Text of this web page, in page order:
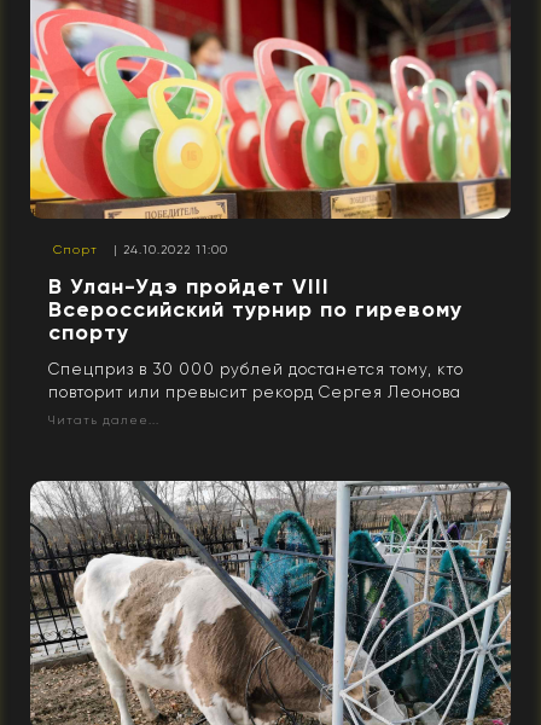
Спорт | 24.10.2022 11:00
В Улан-Удэ пройдет VIII
Всероссийский турнир по гиревому
спорту
Спецприз в 30 000 рублей достанется тому, кто
повторит или превысит рекорд Сергея Леонова
Читать далее...